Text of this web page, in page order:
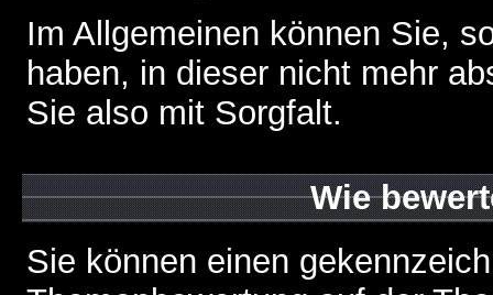
Im Allgemeinen können Sie,
haben, in dieser nicht mehr
Sie also mit Sorgfalt.
Wie
Sie können einen